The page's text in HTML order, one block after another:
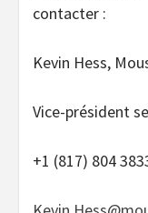
contacter :
Kevin Hess,
Vice-président
+1 (817) 804